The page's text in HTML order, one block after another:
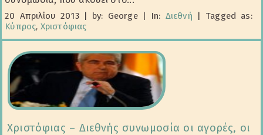
20 Απριλίου 2013| by: George| In: Διεθνή | Tagged as:
Κύπρος, Χριστόφιας
Χριστόφιας – Διεθνής συνωμοσία οι αγορές, οι